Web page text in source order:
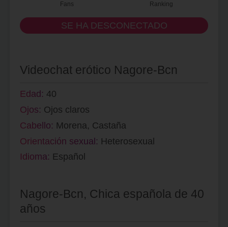
Fans Ranking
SE HA DESCONECTADO
Videochat erótico Nagore-Bcn
Edad: 40
Ojos: Ojos claros
Cabello: Morena, Castaña
Orientación sexual: Heterosexual
Idioma: Español
Nagore-Bcn, Chica española de 40
años